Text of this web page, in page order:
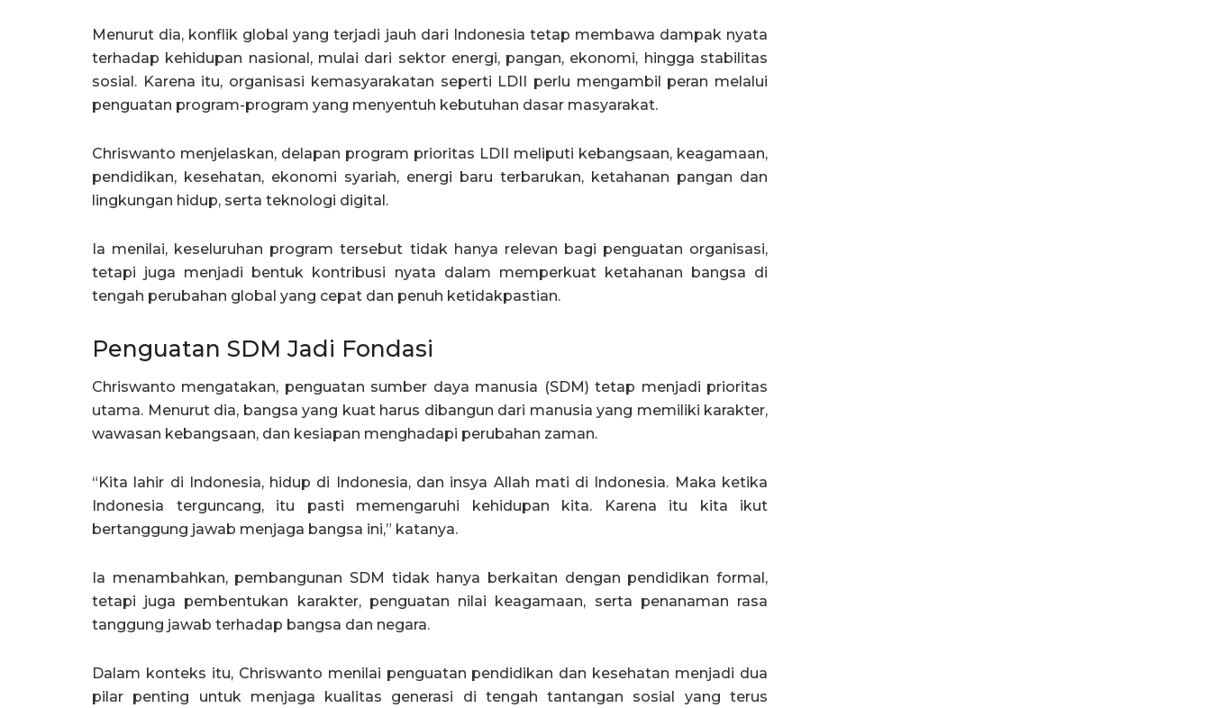
Menurut dia, konflik global yang terjadi jauh dari Indonesia tetap membawa dampak nyata
terhadap kehidupan nasional, mulai dari sektor energi, pangan, ekonomi, hingga stabilitas
sosial. Karena itu, organisasi kemasyarakatan seperti LDII perlu mengambil peran melalui
penguatan program-program yang menyentuh kebutuhan dasar masyarakat.
Chriswanto menjelaskan, delapan program prioritas LDII meliputi kebangsaan, keagamaan,
pendidikan, kesehatan, ekonomi syariah, energi baru terbarukan, ketahanan pangan dan
lingkungan hidup, serta teknologi digital.
Ia menilai, keseluruhan program tersebut tidak hanya relevan bagi penguatan organisasi,
tetapi juga menjadi bentuk kontribusi nyata dalam memperkuat ketahanan bangsa di
tengah perubahan global yang cepat dan penuh ketidakpastian.
Penguatan SDM Jadi Fondasi
Chriswanto mengatakan, penguatan sumber daya manusia (SDM) tetap menjadi prioritas
utama. Menurut dia, bangsa yang kuat harus dibangun dari manusia yang memiliki karakter,
wawasan kebangsaan, dan kesiapan menghadapi perubahan zaman.
“Kita lahir di Indonesia, hidup di Indonesia, dan insya Allah mati di Indonesia. Maka ketika
Indonesia terguncang, itu pasti memengaruhi kehidupan kita. Karena itu kita ikut
bertanggung jawab menjaga bangsa ini,” katanya.
Ia menambahkan, pembangunan SDM tidak hanya berkaitan dengan pendidikan formal,
tetapi juga pembentukan karakter, penguatan nilai keagamaan, serta penanaman rasa
tanggung jawab terhadap bangsa dan negara.
Dalam konteks itu, Chriswanto menilai penguatan pendidikan dan kesehatan menjadi dua
pilar penting untuk menjaga kualitas generasi di tengah tantangan sosial yang terus